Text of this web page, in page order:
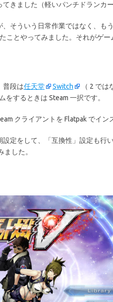
きました（軽いパンチドランカー
そういう日常作業ではなく、も
ことやってみました。それがゲー
普段は任天堂 Switch
（ 2 では
するときは Steam 一択です。
クライアントを Flatpak でイン
定をして、「互換性」設定も行
した。